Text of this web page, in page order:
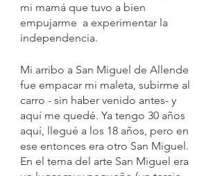
mi mamá que tuvo a bien
empujarme  a experimentar la
independencia.
Mi arribo a San Miguel de Allende
fue empacar mi maleta, subirme al
carro - sin haber venido antes- y
aquí me quedé. Ya tengo 30 años
aquí, llegué a los 18 años, pero en
ese entonces era otro San Miguel.
En el tema del arte San Miguel era